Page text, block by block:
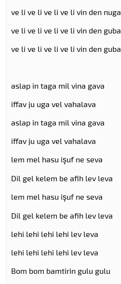
ve li ve li ve li ve li vin den nuga
ve li ve li ve li ve li vin den guba
ve li ve li ve li ve li vin den guba
aslap in taga mil vina gava
iffav ju uga vel vahalava
aslap in taga mil vina gava
iffav ju uga vel vahalava
lem mel hasu işuf ne seva
Dil gel kelem be afih lev leva
lem mel hasu işuf ne seva
Dil gel kelem be afih lev leva
lehi lehi lehi lehi lev leva
lehi lehi lehi lehi lev leva
Bom bom bamtirin gulu gulu